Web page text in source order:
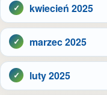
kwiecień 2025
marzec 2025
luty 2025